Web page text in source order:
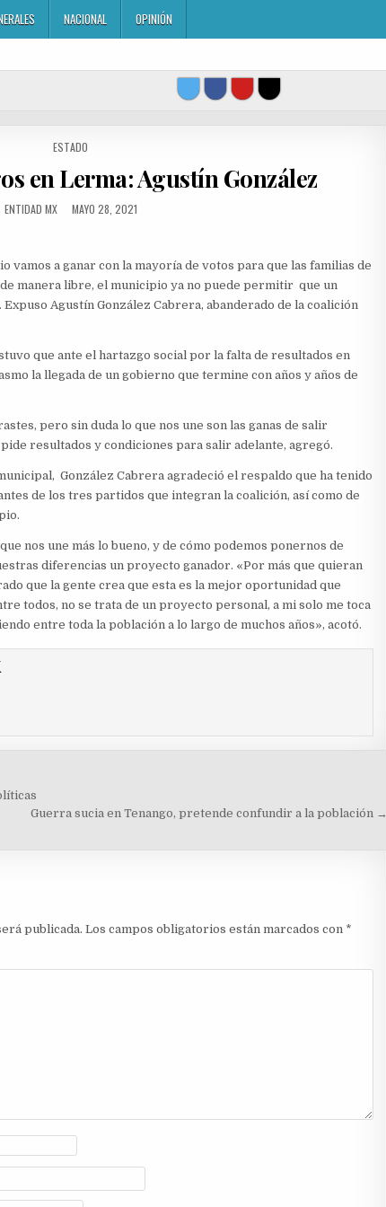
NACIONAL OPINIÓN
POSTED
ESTADO
en Lerma: Agustín González
AUTHOR:
ENTIDAD MX
PUBLISHED
MAYO 28, 2021
vamos a ganar con la mayoría de votos para que las familias de
manera libre, el municipio ya no puede permitir que un
Agustín González Cabrera, abanderado de la coalición
que ante el hartazgo social por la falta de resultados en
la llegada de un gobierno que termine con años y años de
pero sin duda lo que nos une son las ganas de salir
resultados y condiciones para salir adelante, agregó.
González Cabrera agradeció el respaldo que ha tenido
de los tres partidos que integran la coalición, así como de
nos une más lo bueno, y de cómo podemos ponernos de
diferencias un proyecto ganador. «Por más que quieran
que la gente crea que esta es la mejor oportunidad que
todos, no se trata de un proyecto personal, a mi solo me toca
entre toda la población a lo largo de muchos años», acotó.
Guerra sucia en Tenango, pretende confundir a la población →
publicada. Los campos obligatorios están marcados con *